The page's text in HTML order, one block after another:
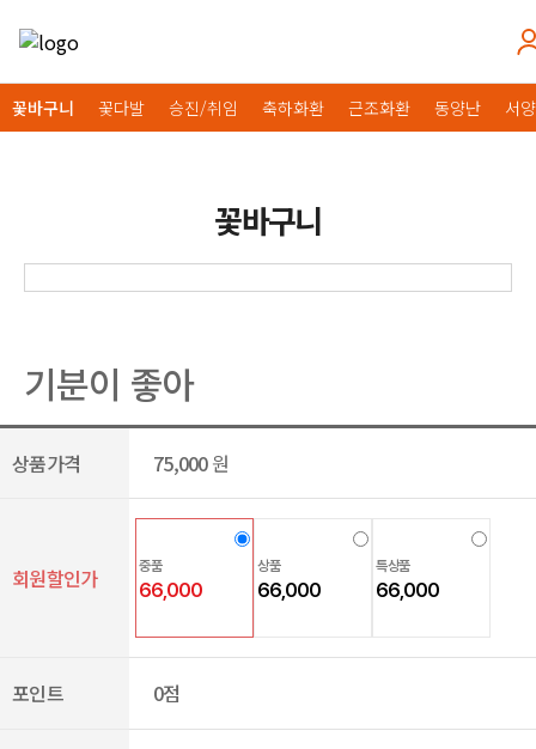
꽃바구니 꽃다발 승진/취임 축하화환 근조화환 동양난 서
꽃바구니
기분이 좋아
상품가격 75,000원
회원할인가 중품
66,000
상품
66,000
특상품
66,000
포인트 0점